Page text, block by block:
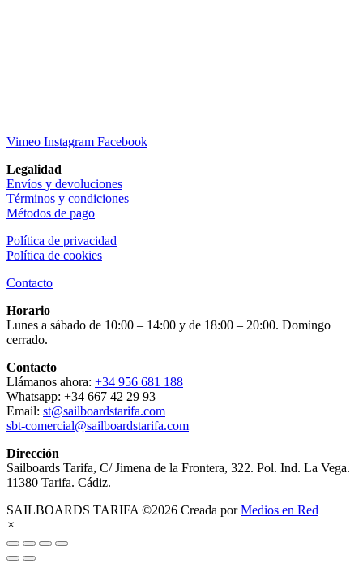
Vimeo Instagram Facebook
Legalidad
Envíos y devoluciones
Términos y condiciones
Métodos de pago
Política de privacidad
Política de cookies
Contacto
Horario
Lunes a sábado de 10:00 – 14:00 y de 18:00 – 20:00. Domingo
cerrado.
Contacto
Llámanos ahora: +34 956 681 188
Whatsapp: +34 667 42 29 93
Email: st@sailboardstarifa.com
sbt-comercial@sailboardstarifa.com
Dirección
Sailboards Tarifa, C/ Jimena de la Frontera, 322. Pol. Ind. La Vega.
11380 Tarifa. Cádiz.
SAILBOARDS TARIFA ©2026 Creada porMedios en Red
×